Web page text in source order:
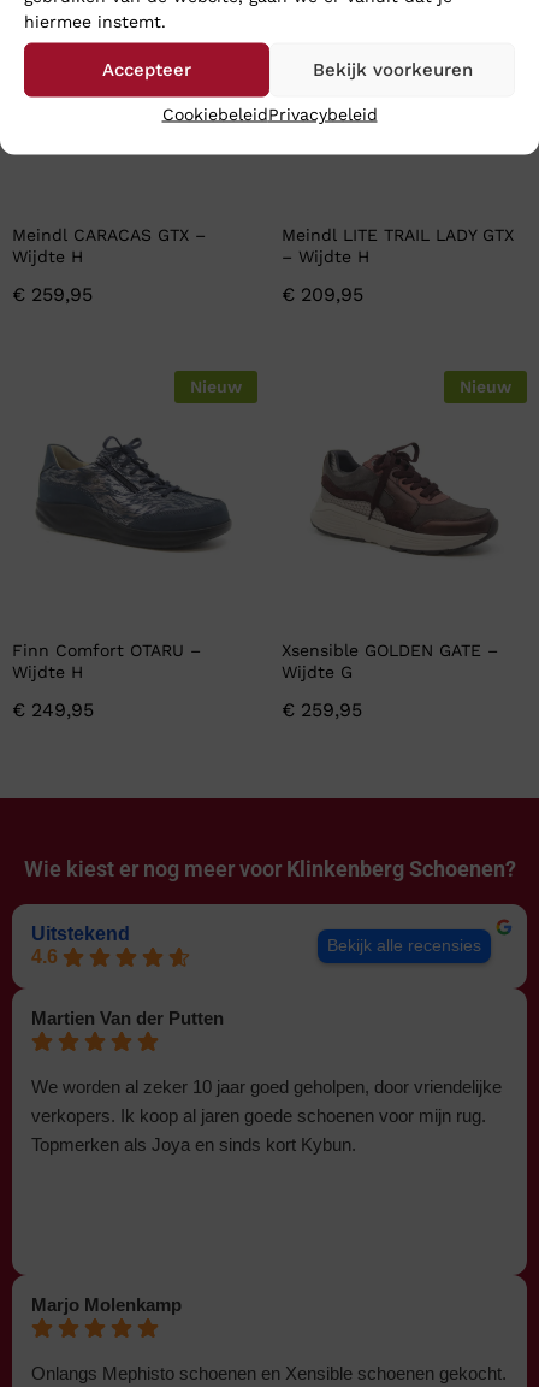
hiermee instemt.
Accepteer Bekijk voorkeuren
CookiebeleidPrivacybeleid
Meindl CARACAS GTX –
Wijdte H
€ 259,95
Meindl LITE TRAIL LADY GTX
– Wijdte H
€ 209,95
Nieuw
Finn Comfort OTARU –
Wijdte H
€ 249,95
Nieuw
Xsensible GOLDEN GATE –
Wijdte G
€ 259,95
Wie kiest er nog meer voor Klinkenberg Schoenen?
Uitstekend
4.6
Bekijk alle recensies
Martien Van der Putten
We worden al zeker 10 jaar goed geholpen, door vriendelijke
verkopers. Ik koop al jaren goede schoenen voor mijn rug.
Topmerken als Joya en sinds kort Kybun.
Marjo Molenkamp
Onlangs Mephisto schoenen en Xensible schoenen gekocht.